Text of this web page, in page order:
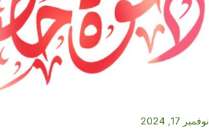
نوفمبر 17, 2024